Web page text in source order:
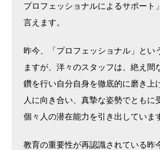
プロフェッショナルによるサポート
言えます。
昨今、「プロフェッショナル」とい
ますが、洋々のスタッフは、絶え間
鑽を行い自分自身を徹底的に磨き上
人に向き合い、真摯な姿勢でともに
個々人の潜在能力を引き出していま
教育の重要性が再認識されている昨